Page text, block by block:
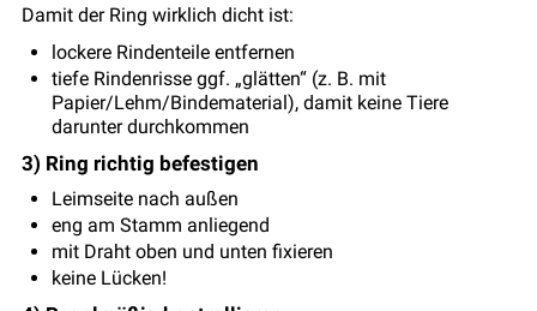
Damit der Ring wirklich dicht ist:
lockere Rindenteile entfernen
tiefe Rindenrisse ggf. „glätten“ (z. B. mit
Papier/Lehm/Bindematerial), damit keine Tiere
darunter durchkommen
3) Ring richtig befestigen
Leimseite nach außen
eng am Stamm anliegend
mit Draht oben und unten fixieren
keine Lücken!